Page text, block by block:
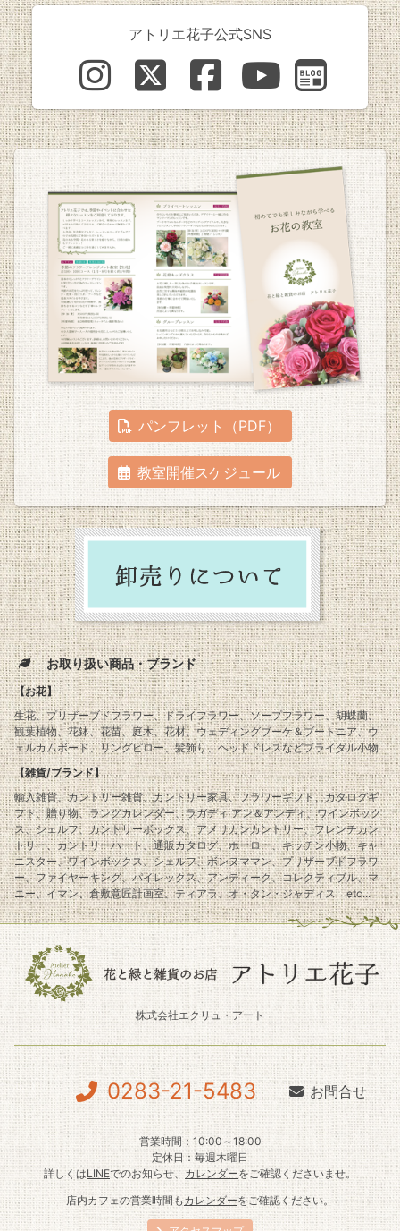
アトリエ花子公式SNS
パンフレット（PDF）
教室開催スケジュール
お取り扱い商品・ブランド
【お花】
生花、プリザーブドフラワー、ドライフラワー、ソープフラワー、胡蝶蘭、
観葉植物、花鉢、花苗、庭木、花材、ウェディングブーケ＆ブートニア、ウ
ェルカムボード、リングピロー、髪飾り、ヘッドドレスなどブライダル小物
【雑貨/ブランド】
輸入雑貨、カントリー雑貨、カントリー家具、フラワーギフト、カタログギ
フト、贈り物、ラングカレンダー、ラガディ アン＆アンディ、ワインボック
ス、シェルフ、カントリーボックス、アメリカンカントリー、フレンチカン
トリー、カントリーハート、通販カタログ、ホーロー、キッチン小物、キャ
ニスター、ワインボックス、シェルフ、ボンヌママン、プリザーブドフラワ
ー、ファイヤーキング、パイレックス、アンティーク、コレクティブル、マ
ニー、イマン、倉敷意匠計画室、ティアラ、オ・タン・ジャディス etc...
株式会社エクリュ・アート
0283-21-5483 お問合せ
営業時間：10:00～18:00
定休日：毎週木曜日
詳しくはLINEでのお知らせ、 カレンダーをご確認くださいませ。
店内カフェの営業時間もカレンダーをご確認ください。